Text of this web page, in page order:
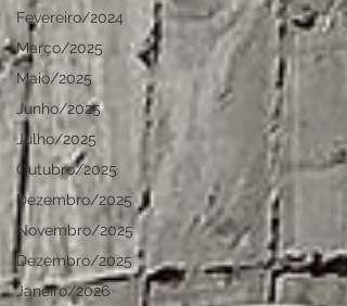
Fevereiro/2024
Março/2025
Maio/2025
Junho/2025
Julho/2025
Outubro/2025
Dezembro/2025
Novembro/2025
Dezembro/2025
Janeiro/2026